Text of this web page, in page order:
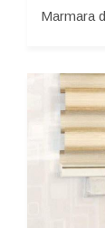
Marmara